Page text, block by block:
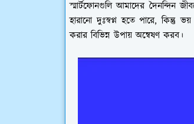
স্মার্টফোনগুলি আমাদের দৈনন্দিন
হারানো দুঃস্বপ্ন হতে পারে, কিন্তু
করার বিভিন্ন উপায় অন্বেষণ করব।